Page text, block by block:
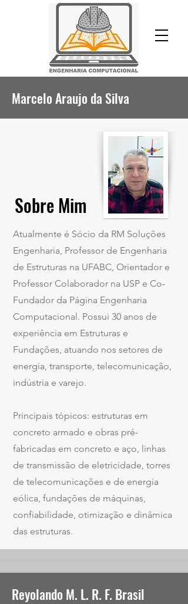
Marcelo Araujo da Silva
Sobre Mim
Atualmente é Sócio da RM Soluções
Engenharia, Professor de Engenharia
de Estruturas na UFABC, Orientador e
Professor Colaborador na USP e Co-
Fundador da Página Engenharia
Computacional. Possui 30 anos de
experiência em Estruturas e
Fundações, atuando nos setores de
energia, transporte, telecomunicação,
indústria e varejo.
Principais tópicos: estruturas em
concreto armado e obras pré-
fabricadas em concreto e aço, linhas
de transmissão de eletricidade, torres
de telecomunicações e de energia
eólica, fundações de máquinas,
confiabilidade, otimização e dinâmica
das estruturas.
Reyolando M. L. R. F. Brasil